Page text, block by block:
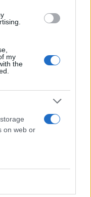
my
the
on web or
της νοσηλεία
νοσηλεία, στους
Είπα μέσα μου
στα χέρια μου